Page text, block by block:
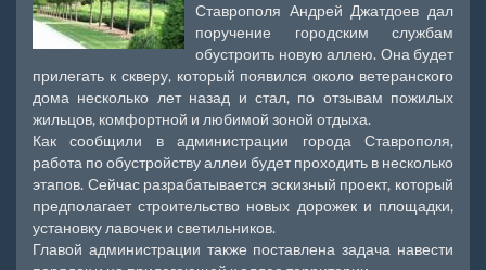
Ставрополя Андрей Джатдоев дал
поручение городским службам
обустроить новую аллею. Она будет
прилегать к скверу, который появился около ветеранского
дома несколько лет назад и стал, по отзывам пожилых
жильцов, комфортной и любимой зоной отдыха.
Как сообщили в администрации города Ставрополя,
работа по обустройству аллеи будет проходить в несколько
этапов. Сейчас разрабатывается эскизный проект, который
предполагает строительство новых дорожек и площадки,
установку лавочек и светильников.
Главой администрации также поставлена задача навести